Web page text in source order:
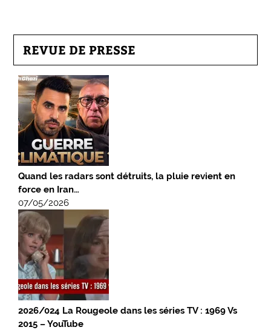
REVUE DE PRESSE
Quand les radars sont détruits, la pluie revient en
force en Iran…
07/05/2026
2026/024 La Rougeole dans les séries TV : 1969 Vs
2015 – YouTube